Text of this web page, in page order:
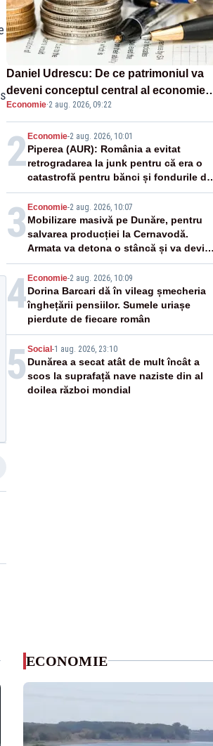
Daniel Udrescu: De ce patrimoniul va
deveni conceptul central al economiei
viitoare?
Economie·2 aug. 2026, 09:22
2 Economie-2 aug. 2026, 10:01
Piperea (AUR): România a evitat
retrogradarea la junk pentru că era o
catastrofă pentru bănci și fondurile de
pensii
3 Economie-2 aug. 2026, 10:07
Mobilizare masivă pe Dunăre, pentru
salvarea producției la Cernavodă.
Armata va detona o stâncă și va devia
apa fluviului - IMAGINI AERIENE
4 Economie-2 aug. 2026, 10:09
Dorina Barcari dă în vileag șmecheria
înghețării pensiilor. Sumele uriașe
pierdute de fiecare român
5 Social -1 aug. 2026, 23:10
Dunărea a secat atât de mult încât a
scos la suprafață nave naziste din al
doilea război mondial
ECONOMIE